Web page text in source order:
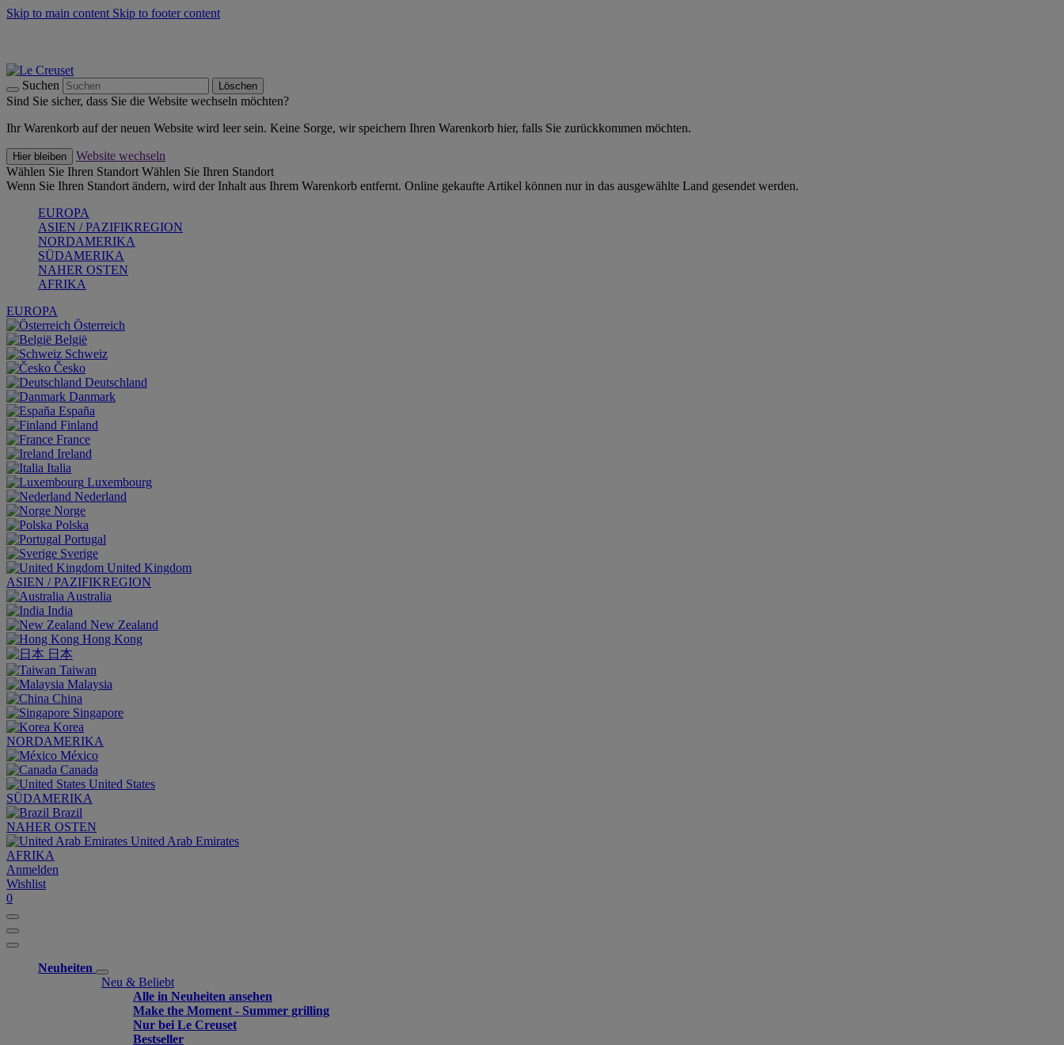
Skip to main content Skip to footer content
Suchen Löschen
Sind Sie sicher, dass Sie die Website wechseln möchten?
Ihr Warenkorb auf der neuen Website wird leer sein. Keine Sorge, wir speichern Ihren Warenkorb hier, falls Sie zurückkommen möchten.
Hier bleiben
Website wechseln
Wählen Sie Ihren Standort Wählen Sie Ihren Standort
Wenn Sie Ihren Standort ändern, wird der Inhalt aus Ihrem Warenkorb entfernt. Online gekaufte Artikel können nur in das ausgewählte Land gesendet werden.
EUROPA
ASIEN / PAZIFIKREGION
NORDAMERIKA
SÜDAMERIKA
NAHER OSTEN
AFRIKA
EUROPA
Österreich
België
Schweiz
Česko
Deutschland
Danmark
España
Finland
France
Ireland
Italia
Luxembourg
Nederland
Norge
Polska
Portugal
Sverige
United Kingdom
ASIEN / PAZIFIKREGION
Australia
India
New Zealand
Hong Kong
日本
Taiwan
Malaysia
China
Singapore
Korea
NORDAMERIKA
México
Canada
United States
SÜDAMERIKA
Brazil
NAHER OSTEN
United Arab Emirates
AFRIKA
Anmelden
Wishlist
0
Neuheiten
Neu & Beliebt
Alle in Neuheiten ansehen
Make the Moment - Summer grilling
Nur bei Le Creuset
Bestseller